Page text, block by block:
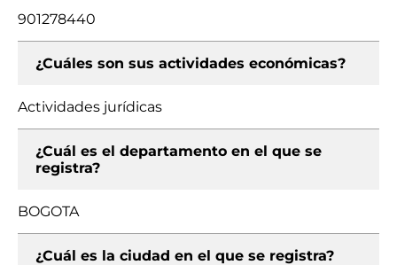
901278440
¿Cuáles son sus actividades económicas?
Actividades jurídicas
¿Cuál es el departamento en el que se
registra?
BOGOTA
¿Cuál es la ciudad en el que se registra?